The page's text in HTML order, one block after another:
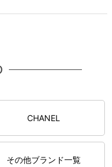
CHANEL
その他ブランド一覧